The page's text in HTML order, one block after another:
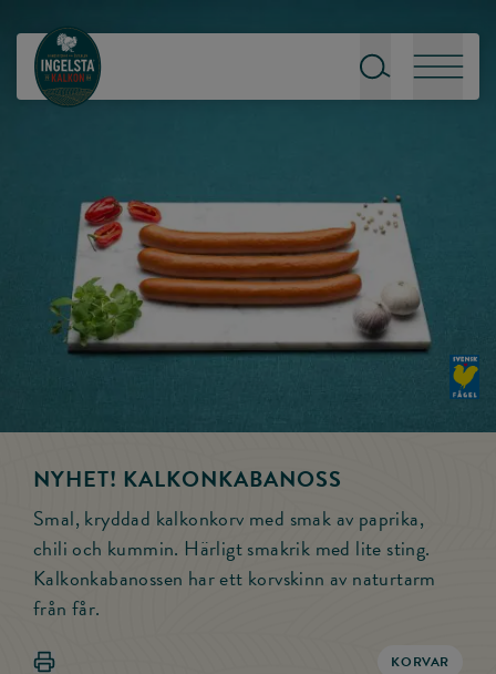
Till startsidan
Sök
Meny
NYHET! KALKONKABANOSS
Smal, kryddad kalkonkorv med smak av paprika,
chili och kummin. Härligt smakrik med lite sting.
Kalkonkabanossen har ett korvskinn av naturtarm
från får.
Skriv ut NYHET! Kalkonkabanoss KORVAR